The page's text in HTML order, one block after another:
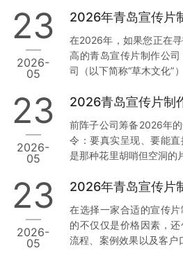
多项权威认证。真实案例
模糊、逻辑混乱、反复修
赖的3家宣传片公司，特
青岛草木文化传播有限
为什么把它放首位？因
朋友做年度工作…
23
2026-
05
在2026年，如果您正在
高的青岛宣传片制作公
司（以下简称“草木文化”
供实操建议。 1. 专业团队
场，熟悉本地客户需求
政企单位与国企客户，
案例。实操建议：选择
成本，提高工作效率。您
23
2026-
05
前阵子公司筹备2026年
令：要真实呈现、要能
是那种花里胡哨但空洞的
今天把真实调研结果分享
室，报价低得离谱，结
没有，后期剪辑直接套
达不到4K标准。最气人
23
2026-
05
在选择一家合适的宣传
的不仅仅是价格因素，
流程、案例效果以及客户